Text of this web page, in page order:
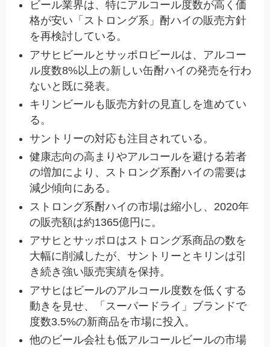
ビール業界は、特にアルコール度数が高く価
格が安い「ストロング系」酎ハイの販売方針
を再検討している。
アサヒビールとサッポロビールは、アルコー
ル度数8%以上の新しい缶酎ハイの発売を行わ
ないと既に発表。
キリンビールも販売方針の見直しを進めてい
る。
サントリーの対応も注目されている。
健康志向の高まりやアルコールを避ける若者
の増加により、ストロング系酎ハイの需要は
減少傾向にある。
ストロング系酎ハイの市場は縮小し、2020年
の販売額は約1365億円に。
アサヒとサッポロはストロング系商品の数を
大幅に削減したが、サントリーとキリンは引
き続き強い販売実績を保持。
アサヒはビールのアルコール度数を低くする
動きを見せ、「スーパードライ」ブランドで
度数3.5%の新商品を市場に投入。
他のビール会社も低アルコールビールの市場